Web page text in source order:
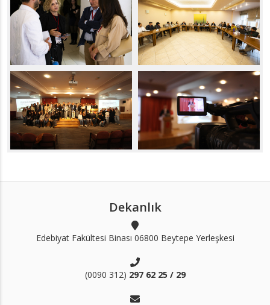
Dekanlık
Edebiyat Fakültesi Binası 06800 Beytepe Yerleşkesi
(0090 312) 297 62 25 / 29